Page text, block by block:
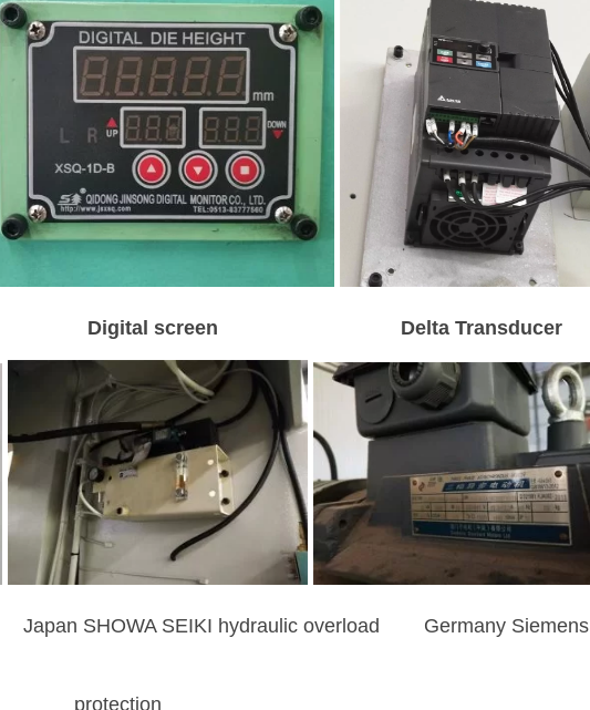
Digital screen Delta Transducer
Japan SHOWA SEIKI hydraulic overload Germany Siemens